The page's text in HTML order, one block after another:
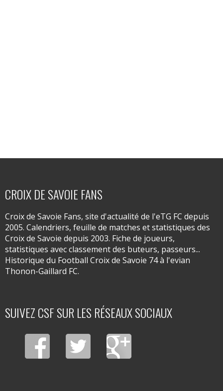
CROIX DE SAVOIE FANS
Croix de Savoie Fans, site d'actualité de l'eTG FC depuis
2005. Calendriers, feuille de matches et statistiques des
Croix de Savoie depuis 2003. Fiche de joueurs,
statistiques avec classement des buteurs, passeurs...
Historique du Football Croix de Savoie 74 à l'evian
Thonon-Gaillard FC.
SUIVEZ CSF SUR LES RÉSEAUX SOCIAUX